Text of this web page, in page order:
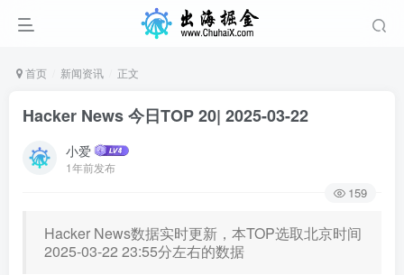
首页 新闻资讯 正文
Hacker News 今日TOP 20| 2025-03-22
小爱
1年前发布
159
Hacker News数据实时更新，本TOP选取北京时间
2025-03-22 23:55分左右的数据